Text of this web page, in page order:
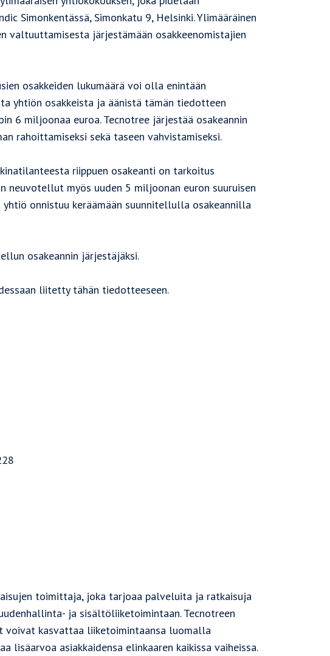
Simonkentässä, Simonkatu 9, Helsinki. Ylimääräinen
valtuuttamisesta järjestämään osakkeenomistajien
osakkeiden lukumäärä voi olla enintään
yhtiön osakkeista ja äänistä tämän tiedotteen
6 miljoonaa euroa. Tecnotree järjestää osakeannin
rahoittamiseksi sekä taseen vahvistamiseksi.
riippuen osakeanti on tarkoitus
neuvotellut myös uuden 5 miljoonan euron suuruisen
onnistuu keräämään suunnitellulla osakeannilla
osakeannin järjestäjäksi.
liitetty tähän tiedotteeseen.
toimittaja, joka tarjoaa palveluita ja ratkaisuja
ja sisältöliiketoimintaan. Tecnotreen
kasvattaa liiketoimintaansa luomalla
lisäarvoa asiakkaidensa elinkaaren kaikissa vaiheissa.